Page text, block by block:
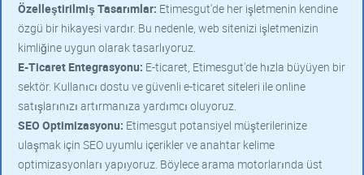
Özelleştirilmiş Tasarımlar: Etimesgut'de her işletmenin kendine
özgü bir hikayesi vardır. Bu nedenle, web sitenizi işletmenizin
kimliğine uygun olarak tasarlıyoruz.
E-Ticaret Entegrasyonu: E-ticaret, Etimesgut'de hızla büyüyen bir
sektör. Kullanıcı dostu ve güvenli e-ticaret siteleri ile online
satışlarınızı artırmanıza yardımcı oluyoruz.
SEO Optimizasyonu: Etimesgut potansiyel müşterilerinize
ulaşmak için SEO uyumlu içerikler ve anahtar kelime
optimizasyonları yapıyoruz. Böylece arama motorlarında üst